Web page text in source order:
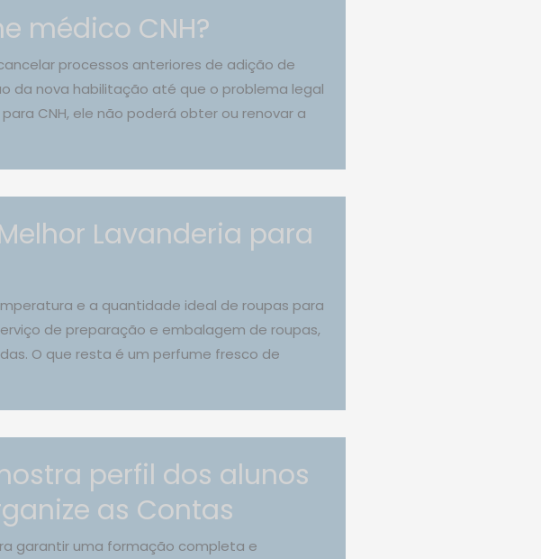
médico CNH?
processos anteriores de adição de
da nova habilitação até que o problema legal
CNH, ele não poderá obter ou renovar a
Lavanderia para
e a quantidade ideal de roupas para
de preparação e embalagem de roupas,
O que resta é um perfume fresco de
perfil dos alunos
as Contas
garantir uma formação completa e